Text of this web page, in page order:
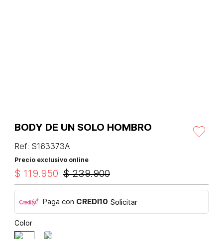
BODY DE UN SOLO HOMBRO
Ref: S163373A
Precio exclusivo online
$ 239.900
$ 119.950
Paga con CREDI10 Solicitar
Color